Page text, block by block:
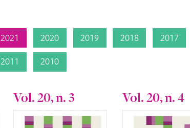
2021 2020 2019 2018 2017
2011 2010
Vol. 20, n. 3 Vol. 20, n. 4